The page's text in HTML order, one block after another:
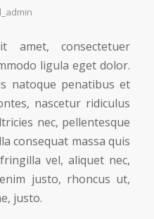
amet, consectetuer
ligula eget dolor.
natoque penatibus et
nascetur ridiculus
nec, pellentesque
consequat massa quis
vel, aliquet nec,
justo, rhoncus ut,
justo.